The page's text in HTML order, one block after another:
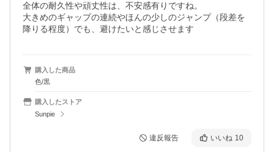
全体の耐久性や頑丈性は、不安感有りですね。
大きめのギャップの連続やほんの少しのジャンプ（段差を
降りる程度）でも、避けたいと感じさせます
購入した商品
色/黒
購入したストア
Sunpie
違反報告 いいね 10